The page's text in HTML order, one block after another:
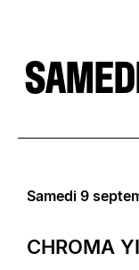
Samedi 9
CHROMA